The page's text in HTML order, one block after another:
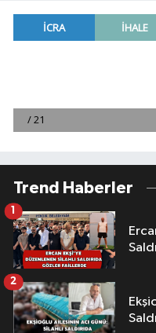
Trend Haberler
Ercan
1
2